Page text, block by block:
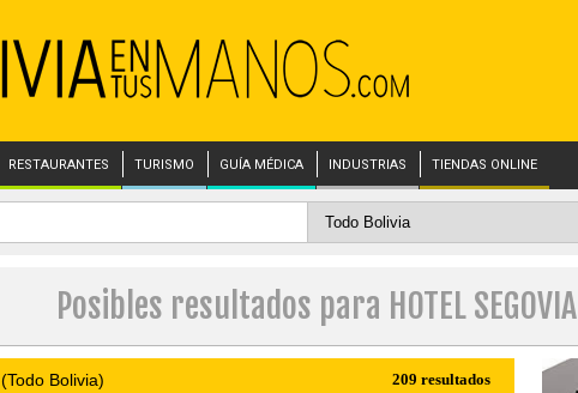
RESTAURANTES TURISMO GUÍA MÉDICA INDUSTRIAS TIENDAS ONLINE
Posibles resultados para HOTEL SEGOVIA
(Todo Bolivia) 209 resultados